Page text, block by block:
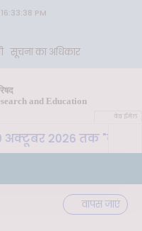
PM
सूचना का अधिकार
and Education
वेब ईमेल
2026 तक "कृषि-
वापस जाएं